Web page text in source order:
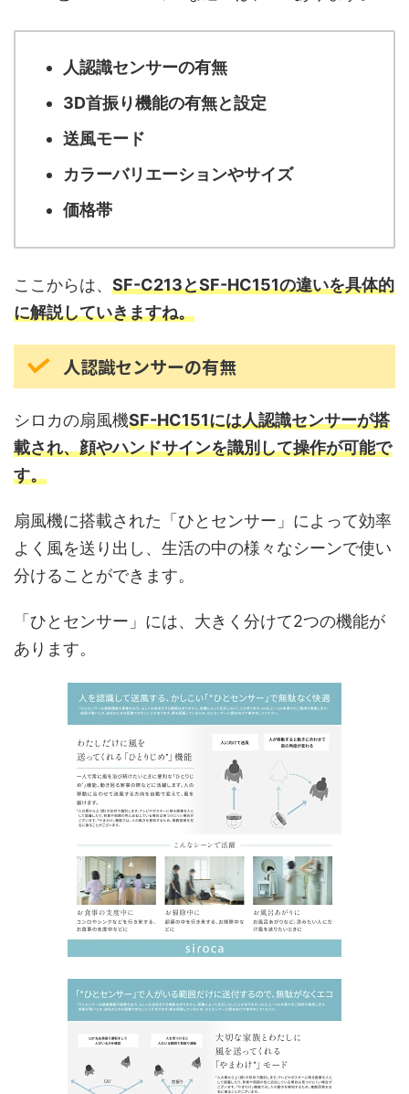
人認識センサーの有無
3D首振り機能の有無と設定
送風モード
カラーバリエーションやサイズ
価格帯
ここからは、 SF-C213とSF-HC151の違いを具体的
に解説していきますね。
人認識センサーの有無
シロカの扇風機SF-HC151には人認識センサーが搭
載され、顔やハンドサインを識別して操作が可能で
す。
扇風機に搭載された「ひとセンサー」によって効率
よく風を送り出し、生活の中の様々なシーンで使い
分けることができます。
「ひとセンサー」には、大きく分けて2つの機能が
あります。